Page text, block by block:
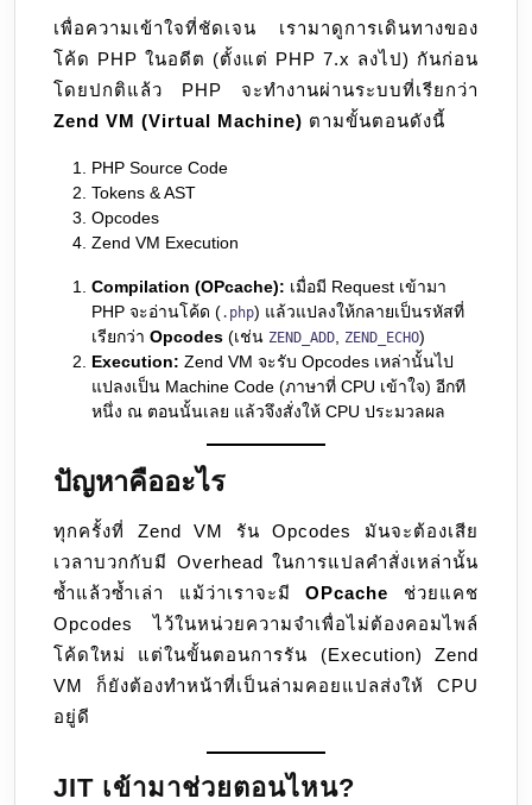
เพื่อความเข้าใจที่ชัดเจน เรามาดูการเดินทางของ
โค้ด PHP ในอดีต (ตั้งแต่ PHP 7.x ลงไป) กันก่อน
โดยปกติแล้ว PHP จะทำงานผ่านระบบที่เรียกว่า
Zend VM (Virtual Machine) ตามขั้นตอนดังนี้
PHP Source Code
Tokens & AST
Opcodes
Zend VM Execution
Compilation (OPcache): เมื่อมี Request เข้ามา
PHP จะอ่านโค้ด (.php) แล้วแปลงให้กลายเป็นรหัสที่
เรียกว่า Opcodes (เช่น ZEND_ADD, ZEND_ECHO)
Execution: Zend VM จะรับ Opcodes เหล่านั้นไป
แปลงเป็น Machine Code (ภาษาที่ CPU เข้าใจ) อีกที
หนึ่ง ณ ตอนนั้นเลย แล้วจึงสั่งให้ CPU ประมวลผล
ปัญหาคืออะไร
ทุกครั้งที่ Zend VM รัน Opcodes มันจะต้องเสีย
เวลาบวกกับมี Overhead ในการแปลคำสั่งเหล่านั้น
ซ้ำแล้วซ้ำเล่า แม้ว่าเราจะมีOPcache ช่วยแคช
Opcodes ไว้ในหน่วยความจำเพื่อไม่ต้องคอมไพล์
โค้ดใหม่ แต่ในขั้นตอนการรัน (Execution) Zend
VM ก็ยังต้องทำหน้าที่เป็นล่ามคอยแปลส่งให้ CPU
อยู่ดี
JIT เข้ามาช่วยตอนไหน?